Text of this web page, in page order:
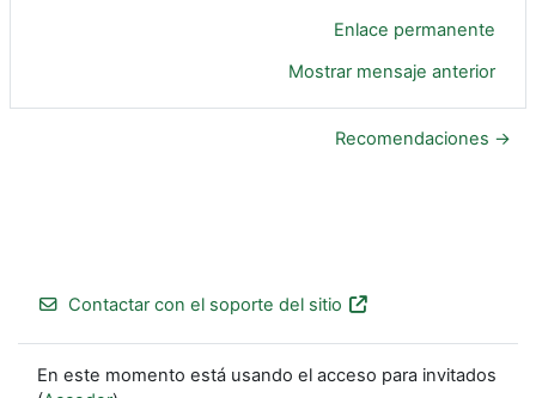
Enlace permanente
Mostrar mensaje anterior
Recomendaciones →
Contactar con el soporte del sitio
En este momento está usando el acceso para invitados